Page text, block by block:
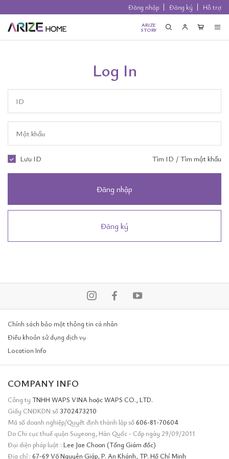
Đăng nhập Đăng ký Hỗ trợ
ARIZE
STORY
Log In
Lưu ID Tìm ID / Tìm mật khẩu
Đăng nhập
Đăng ký
Chính sách bảo mật thông tin cá nhân
Điều khoản sử dụng dịch vụ
Location Info
COMPANY INFO
Công ty TNHH WAPS VINA hoặc WAPS CO., LTD.
Giấy CNĐKDN số3702473210
Mã số doanh nghiệp/Quyết định thành lập số 606-81-70604
Do Chi cục thuế quận Suyeong, Hàn Quốc - Cấp ngày 29/09/2011
Đại diện pháp luật : Lee Jae Choon (Tổng Giám đốc)
Địa chỉ : 67-69 Võ Nguyên Giáp, P. An Khánh, TP. Hồ Chí Minh